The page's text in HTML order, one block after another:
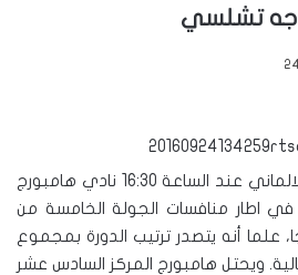
تشلسي
يواجه نادي بايرن ميونيخ الالماني عند الساعة 16:30 نادي هامبورج
اطار منافسات الجولة الخامسة من
علما أنه يتصدر ترتيب الدورة بمجموع
متتالية. ويحتل هامبورج المركز السادس عشر